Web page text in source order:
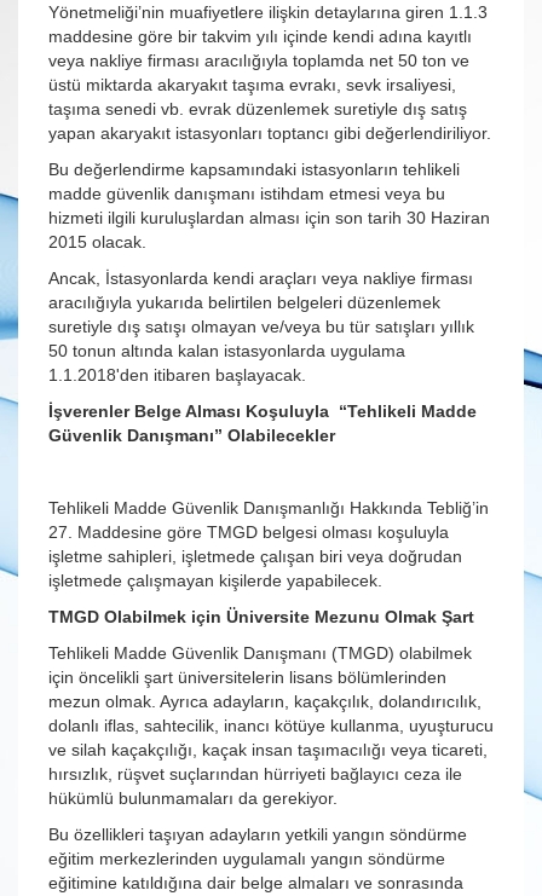
Yönetmeliği’nin muafiyetlere ilişkin detaylarına giren 1.1.3
maddesine göre bir takvim yılı içinde kendi adına kayıtlı
veya nakliye firması aracılığıyla toplamda net 50 ton ve
üstü miktarda akaryakıt taşıma evrakı, sevk irsaliyesi,
taşıma senedi vb. evrak düzenlemek suretiyle dış satış
yapan akaryakıt istasyonları toptancı gibi değerlendiriliyor.
Bu değerlendirme kapsamındaki istasyonların tehlikeli
madde güvenlik danışmanı istihdam etmesi veya bu
hizmeti ilgili kuruluşlardan alması için son tarih 30 Haziran
2015 olacak.
Ancak, İstasyonlarda kendi araçları veya nakliye firması
aracılığıyla yukarıda belirtilen belgeleri düzenlemek
suretiyle dış satışı olmayan ve/veya bu tür satışları yıllık
50 tonun altında kalan istasyonlarda uygulama
1.1.2018'den itibaren başlayacak.
İşverenler Belge Alması Koşuluyla “Tehlikeli Madde
Güvenlik Danışmanı” Olabilecekler
Tehlikeli Madde Güvenlik Danışmanlığı Hakkında Tebliğ’in
27. Maddesine göre TMGD belgesi olması koşuluyla
işletme sahipleri, işletmede çalışan biri veya doğrudan
işletmede çalışmayan kişilerde yapabilecek.
TMGD Olabilmek için Üniversite Mezunu Olmak Şart
Tehlikeli Madde Güvenlik Danışmanı (TMGD) olabilmek
için öncelikli şart üniversitelerin lisans bölümlerinden
mezun olmak. Ayrıca adayların, kaçakçılık, dolandırıcılık,
dolanlı iflas, sahtecilik, inancı kötüye kullanma, uyuşturucu
ve silah kaçakçılığı, kaçak insan taşımacılığı veya ticareti,
hırsızlık, rüşvet suçlarından hürriyeti bağlayıcı ceza ile
hükümlü bulunmamaları da gerekiyor.
Bu özellikleri taşıyan adayların yetkili yangın söndürme
eğitim merkezlerinden uygulamalı yangın söndürme
eğitimine katıldığına dair belge almaları ve sonrasında